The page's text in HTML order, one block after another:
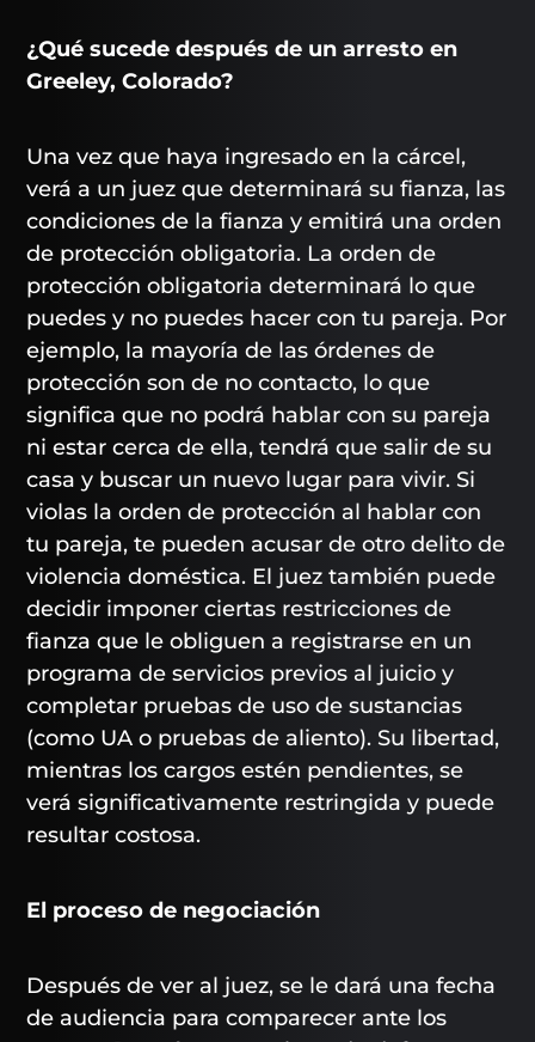
¿Qué sucede después de un arresto en
Greeley, Colorado?
Una vez que haya ingresado en la cárcel,
verá a un juez que determinará su fianza, las
condiciones de la fianza y emitirá una orden
de protección obligatoria. La orden de
protección obligatoria determinará lo que
puedes y no puedes hacer con tu pareja. Por
ejemplo, la mayoría de las órdenes de
protección son de no contacto, lo que
significa que no podrá hablar con su pareja
ni estar cerca de ella, tendrá que salir de su
casa y buscar un nuevo lugar para vivir. Si
violas la orden de protección al hablar con
tu pareja, te pueden acusar de otro delito de
violencia doméstica. El juez también puede
decidir imponer ciertas restricciones de
fianza que le obliguen a registrarse en un
programa de servicios previos al juicio y
completar pruebas de uso de sustancias
(como UA o pruebas de aliento). Su libertad,
mientras los cargos estén pendientes, se
verá significativamente restringida y puede
resultar costosa.
El proceso de negociación
Después de ver al juez, se le dará una fecha
de audiencia para comparecer ante los